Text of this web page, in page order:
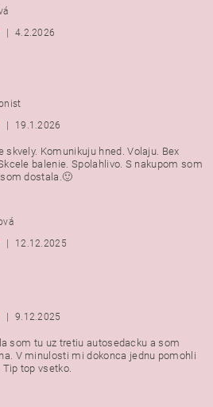
|
4.2.2026
|
19.1.2026
skvely. Komunikuju hned. Volaju. Bex
balenie. Spolahlivo. S nakupom som
dostala.🙂
|
12.12.2025
|
9.12.2025
som tu uz tretiu autosedacku a som
V minulosti mi dokonca jednu pomohli
top vsetko.